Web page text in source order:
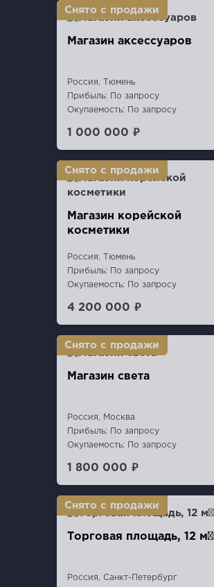
Магазин аксессуаров
Россия, Тюмень
Прибыль: По запросу
Окупаемость: По запросу
1 000 000 ₽
Магазин корейской
косметики
Россия, Тюмень
Прибыль: По запросу
Окупаемость: По запросу
4 200 000 ₽
Магазин света
Россия, Москва
Прибыль: По запросу
Окупаемость: По запросу
1 800 000 ₽
Торговая площадь, 12 м²
Россия, Санкт-Петербург